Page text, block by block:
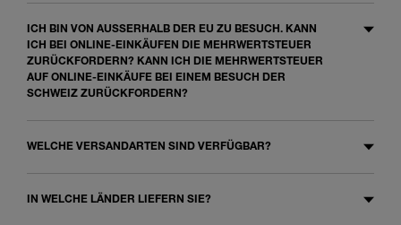
ICH BIN VON AUSSERHALB DER EU ZU BESUCH. KANN
ICH BEI ONLINE-EINKÄUFEN DIE MEHRWERTSTEUER
ZURÜCKFORDERN? KANN ICH DIE MEHRWERTSTEUER
AUF ONLINE-EINKÄUFE BEI EINEM BESUCH DER
SCHWEIZ ZURÜCKFORDERN?
WELCHE VERSANDARTEN SIND VERFÜGBAR?
IN WELCHE LÄNDER LIEFERN SIE?